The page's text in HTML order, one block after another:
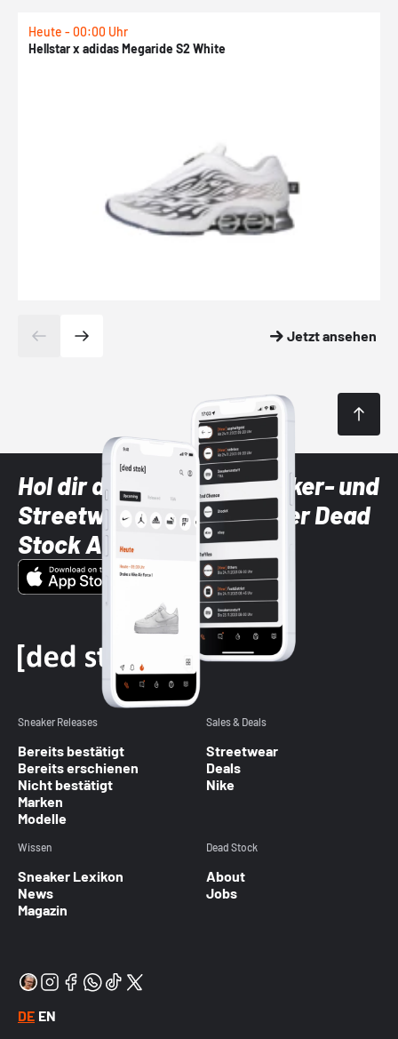
Heute - 00:00 Uhr
Hellstar x adidas Megaride S2 White
Jetzt ansehen
Hol dir die neuesten Sneaker- und
Streetwear-Brands mit der Dead
Stock App
Sneaker Releases
Bereits bestätigt
Bereits erschienen
Nicht bestätigt
Marken
Modelle
Sales & Deals
Streetwear
Deals
Nike
Wissen
Sneaker Lexikon
News
Magazin
Dead Stock
About
Jobs
DE EN